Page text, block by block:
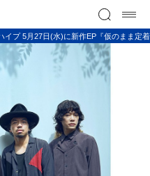
イプ 5月27日(水)に新作EP『仮のまま定